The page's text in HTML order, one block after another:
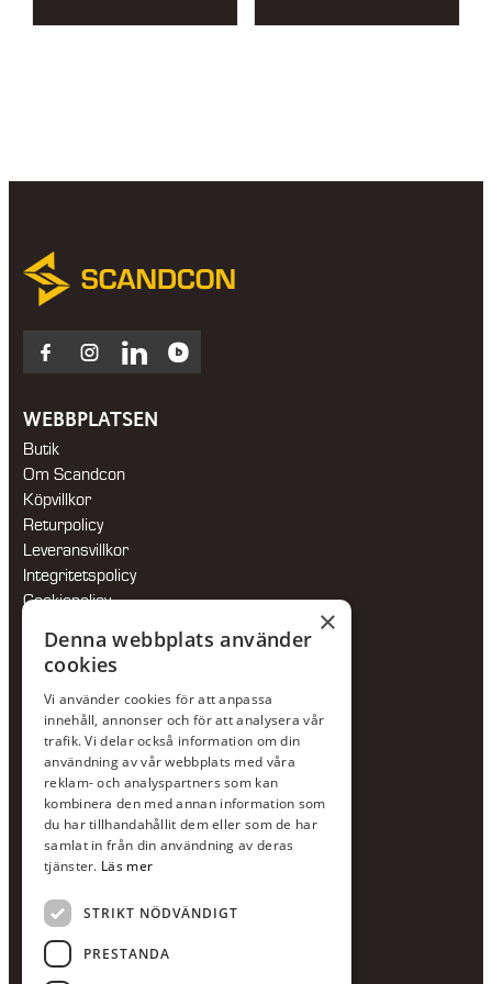
32
Facebook
Instagram
LinkedInBlocket
WEBBPLATSEN
Butik
Om Scandcon
Köpvillkor
Returpolicy
Leveransvillkor
Integritetspolicy
Cookiepolicy
Jour:073-36 88 87 0
Växel:020-120 29 00
E-post:info@scandcon.se
BESÖKSADRESS
Backagårdsgatan 9
511 57 Kinna
UPPGIFTER
Orgnummer
559375-8161
×
Denna webbplats använder
cookies
Vi använder cookies för att anpassa
innehåll, annonser och för att analysera vår
trafik. Vi delar också information om din
användning av vår webbplats med våra
reklam- och analyspartners som kan
kombinera den med annan information som
du har tillhandahållit dem eller som de har
samlat in från din användning av deras
tjänster. Läs mer
STRIKT NÖDVÄNDIGT
PRESTANDA